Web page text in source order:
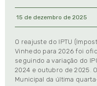
15 de dezembro de 2025
O reajuste do IPTU
Vinhedo para 2026 foi
seguindo a variação do
2024 e outubro de 2025.
Municipal da última